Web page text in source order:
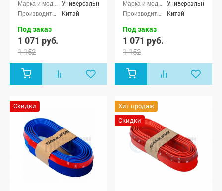
Универсальные
Китай
Под заказ
1 071 руб.
1 152
Универсальные
Китай
Под заказ
1 071 руб.
1 152
Скидки
Хит продаж
Скидки